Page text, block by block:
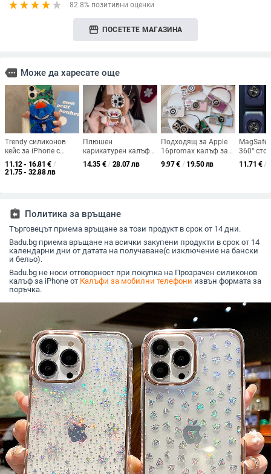
82.8% позитивни оценки
storefront ПОСЕТЕТЕ МАГАЗИНА
more Може да харесате още
Trendy силиконов
кейс за iPhone с
въртящ се нос на
слона и магнитна
Япония и Корея,
моделите
11.12 - 16.81 € /
21.75 - 32.88 лв
Плюшен
карикатурен калъф
за iPhone за серия
11–14 (включително
съвместим с iPhone
13 Pro/Max, 14, 14
Pro/Max
14.35 € / 28.07 лв
Подходящ за Apple
16promax калъф за
мобилен телефон,
ретро преносим
9.97€ / 19.50 лв
360°
силно
11.71 € /
assignment_return Политика за връщане
Търговецът приема връщане за този продукт в срок от 14 дни.
Badu.bg приема връщане на всички закупени продукти в срок от 14
календарни дни от датата на получаване(с изключение на бански
и бельо).
Badu.bg не носи отговорност при покупка на Прозрачен силиконов
калъф за iPhone от Калъфи за мобилни телефони извън формата за
поръчка.